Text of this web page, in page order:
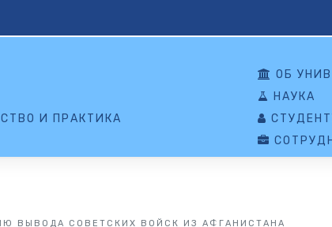
ОБ
НАУКА
И ПРАКТИКА
ВЫВОДА СОВЕТСКИХ ВОЙСК ИЗ АФГАНИСТАНА